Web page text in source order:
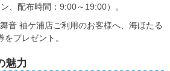
、配布時間：9:00～19:00）。
音 袖ケ浦店ご利用のお客様へ、海ほたる
プレゼント。
魅力